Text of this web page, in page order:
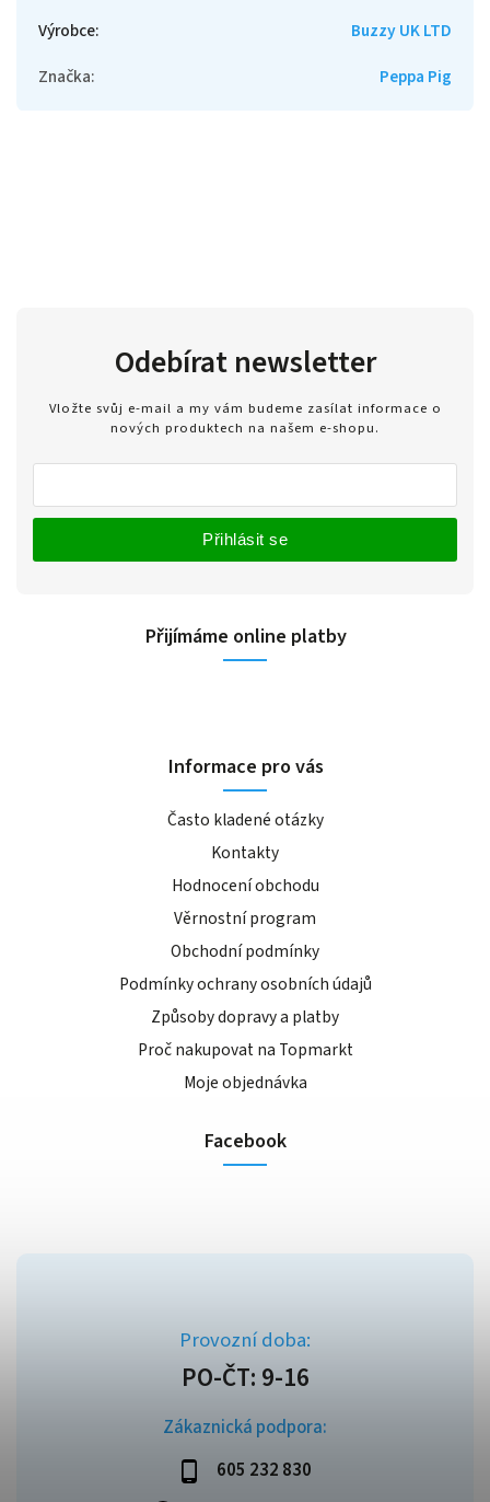
Výrobce:
Buzzy UK LTD
Značka: Peppa Pig
Zákaznická podpora:
605 232 830
Odebírat newsletter
Vložte svůj e-mail a my vám budeme zasílat informace o
nových produktech na našem e-shopu.
Přihlásit se
Přijímáme online platby
Informace pro vás
Často kladené otázky
Kontakty
Hodnocení obchodu
Věrnostní program
Obchodní podmínky
Podmínky ochrany osobních údajů
Způsoby dopravy a platby
Proč nakupovat na Topmarkt
Moje objednávka
Facebook